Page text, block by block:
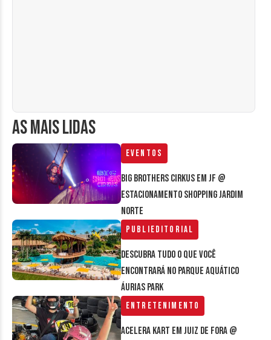
AS MAIS LIDAS
Eventos
Big Brothers Cirkus em JF @
estacionamento Shopping Jardim
Norte
Publieditorial
Descubra tudo o que você
encontrará no parque aquático
Áurias Park
Entretenimento
Acelera Kart em Juiz de Fora @